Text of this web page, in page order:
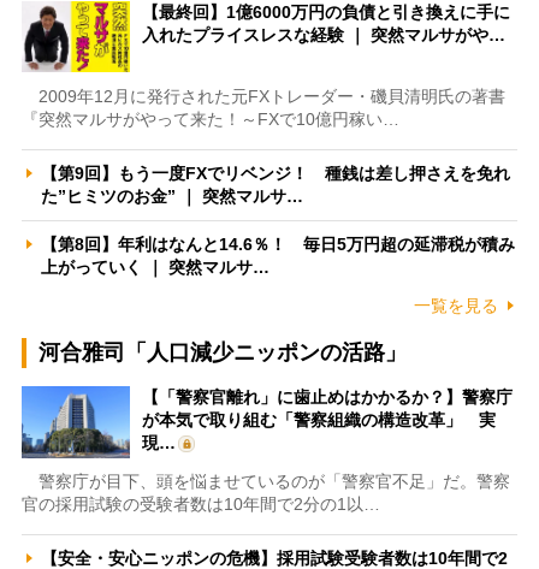
【最終回】1億6000万円の負債と引き換えに手に
入れたプライスレスな経験 ｜ 突然マルサがや…
2009年12月に発行された元FXトレーダー・磯貝清明氏の著書
『突然マルサがやって来た！～FXで10億円稼い…
【第9回】もう一度FXでリベンジ！ 種銭は差し押さえを免れ
た”ヒミツのお金” ｜ 突然マルサ…
【第8回】年利はなんと14.6％！ 毎日5万円超の延滞税が積み
上がっていく ｜ 突然マルサ…
一覧を見る
河合雅司「人口減少ニッポンの活路」
【「警察官離れ」に歯止めはかかるか？】警察庁
が本気で取り組む「警察組織の構造改革」 実
現…
警察庁が目下、頭を悩ませているのが「警察官不足」だ。警察
官の採用試験の受験者数は10年間で2分の1以…
【安全・安心ニッポンの危機】採用試験受験者数は10年間で2